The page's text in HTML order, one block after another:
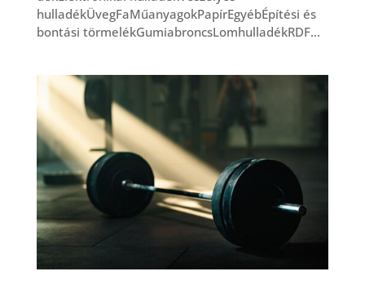
hulladékÜvegFaMűanyagokPapírEgyébÉpítési és
bontási törmelékGumiabroncsLomhulladékRDF...